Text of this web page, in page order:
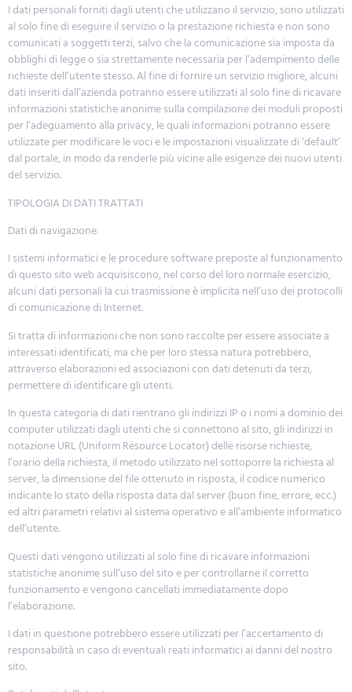
I dati personali forniti dagli utenti che utilizzano il servizio, sono utilizzati
al solo fine di eseguire il servizio o la prestazione richiesta e non sono
comunicati a soggetti terzi, salvo che la comunicazione sia imposta da
obblighi di legge o sia strettamente necessaria per l’adempimento delle
richieste dell’utente stesso. Al fine di fornire un servizio migliore, alcuni
dati inseriti dall’azienda potranno essere utilizzati al solo fine di ricavare
informazioni statistiche anonime sulla compilazione dei moduli proposti
per l’adeguamento alla privacy, le quali informazioni potranno essere
utilizzate per modificare le voci e le impostazioni visualizzate di ‘default’
dal portale, in modo da renderle più vicine alle esigenze dei nuovi utenti
del servizio.
TIPOLOGIA DI DATI TRATTATI
Dati di navigazione.
I sistemi informatici e le procedure software preposte al funzionamento
di questo sito web acquisiscono, nel corso del loro normale esercizio,
alcuni dati personali la cui trasmissione è implicita nell’uso dei protocolli
di comunicazione di Internet.
Si tratta di informazioni che non sono raccolte per essere associate a
interessati identificati, ma che per loro stessa natura potrebbero,
attraverso elaborazioni ed associazioni con dati detenuti da terzi,
permettere di identificare gli utenti.
In questa categoria di dati rientrano gli indirizzi IP o i nomi a dominio dei
computer utilizzati dagli utenti che si connettono al sito, gli indirizzi in
notazione URL (Uniform Resource Locator) delle risorse richieste,
l’orario della richiesta, il metodo utilizzato nel sottoporre la richiesta al
server, la dimensione del file ottenuto in risposta, il codice numerico
indicante lo stato della risposta data dal server (buon fine, errore, ecc.)
ed altri parametri relativi al sistema operativo e all’ambiente informatico
dell’utente.
Questi dati vengono utilizzati al solo fine di ricavare informazioni
statistiche anonime sull’uso del sito e per controllarne il corretto
funzionamento e vengono cancellati immediatamente dopo
l’elaborazione.
I dati in questione potrebbero essere utilizzati per l’accertamento di
responsabilità in caso di eventuali reati informatici ai danni del nostro
sito.